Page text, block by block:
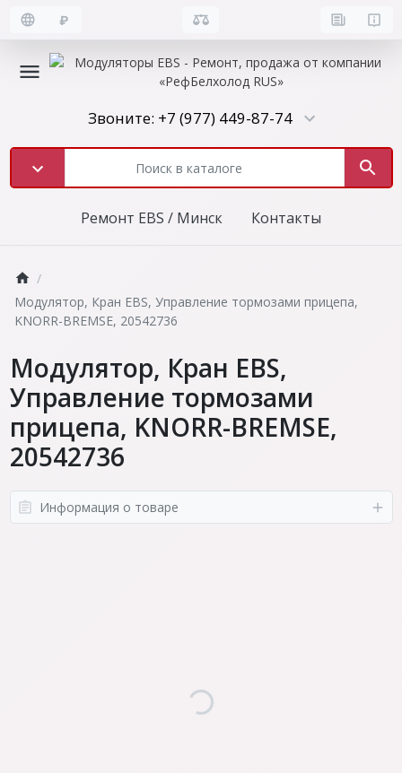
₽
Звоните: +7 (977) 449-87-74
Ремонт EBS / Минск Контакты
Модулятор, Кран EBS, Управление тормозами прицепа,
KNORR-BREMSE, 20542736
Модулятор, Кран EBS,
Управление тормозами
прицепа, KNORR-BREMSE,
20542736
Информация о товаре